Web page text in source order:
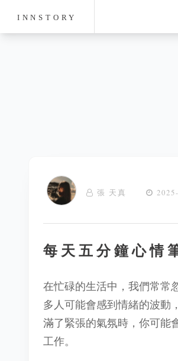
INNSTORY
張 天真
每天五分鐘心情
在忙碌的生活中，我們常常
多人可能會感到情緒的波動
滿了緊張的氣氛時，你可能
工作。